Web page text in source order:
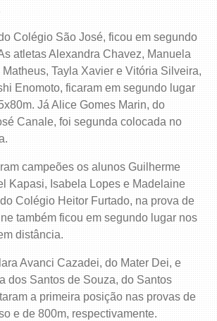
Colégio São José, ficou em segundo
atletas Alexandra Chavez, Manuela
Tayla Xavier e Vitória Silveira,
Enomoto, ficaram em segundo lugar
Já Alice Gomes Marin, do
Canale, foi segunda colocada no
campeões os alunos Guilherme
Kapasi, Isabela Lopes e Madelaine
Colégio Heitor Furtado, na prova de
também ficou em segundo lugar nos
distância.
Avanci Cazadei, do Mater Dei, e
dos Santos de Souza, do Santos
a primeira posição nas provas de
e de 800m, respectivamente.